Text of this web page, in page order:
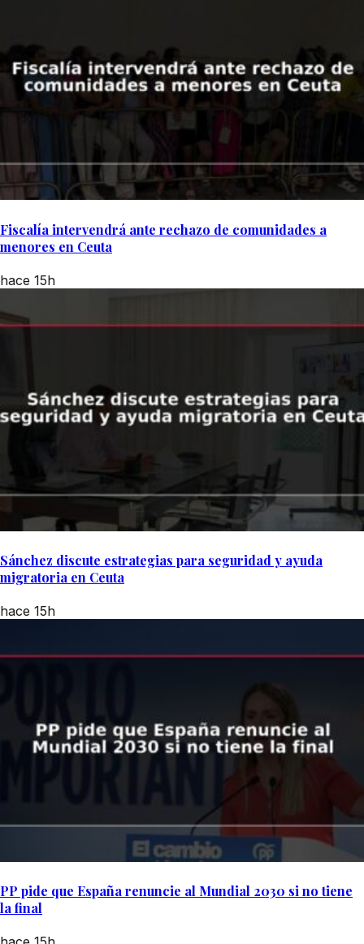
Fiscalía intervendrá ante rechazo de comunidades a
menores en Ceuta
hace 15h
Sánchez discute estrategias para seguridad y ayuda
migratoria en Ceuta
hace 15h
PP pide que España renuncie al Mundial 2030 si no tiene
la final